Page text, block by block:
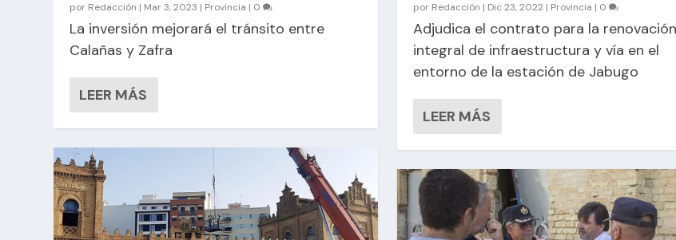
por Redacción | Mar 3, 2023 | Provincia | 0
La inversión mejorará el tránsito entre
Calañas y Zafra
LEER MÁS
por Redacción | Dic 23, 2022 | Provincia | 0
Adjudica el contrato para la renovación
integral de infraestructura y vía en el
entorno de la estación de Jabugo
LEER MÁS